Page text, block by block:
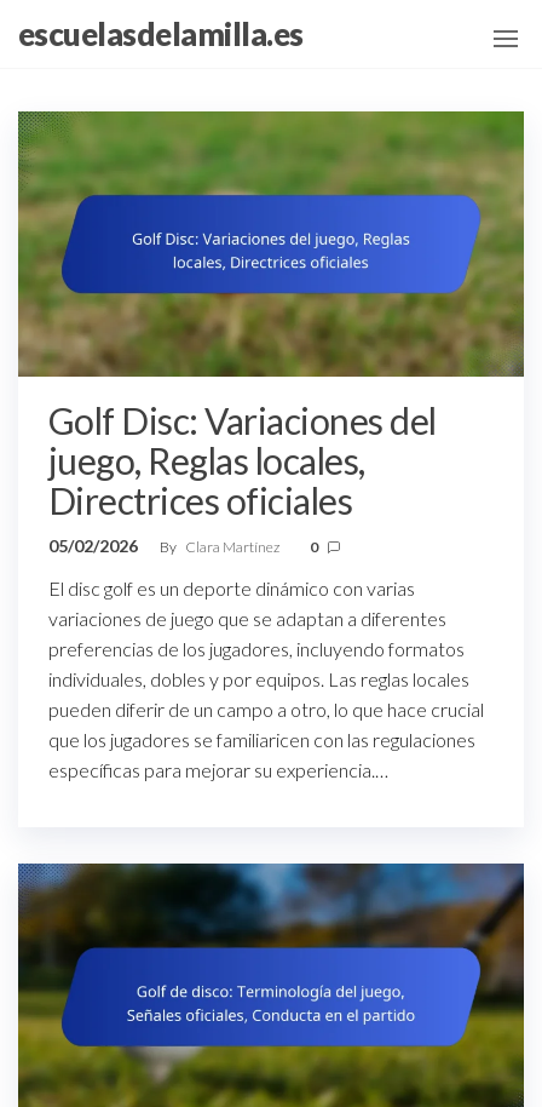
content
escuelasdelamilla.es
Golf Disc: Variaciones del
juego, Reglas locales,
Directrices oficiales
05/02/2026 By Clara Martínez 0
El disc golf es un deporte dinámico con varias
variaciones de juego que se adaptan a diferentes
preferencias de los jugadores, incluyendo formatos
individuales, dobles y por equipos. Las reglas locales
pueden diferir de un campo a otro, lo que hace crucial
que los jugadores se familiaricen con las regulaciones
específicas para mejorar su experiencia.…